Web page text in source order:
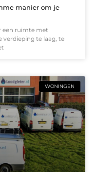
manier om je
een ruimte met
verdieping te laag, te
WONINGEN